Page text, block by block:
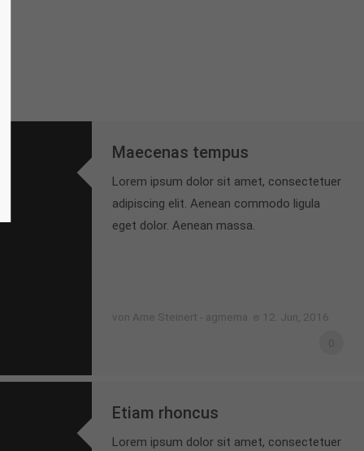
Maecenas tempus
Lorem ipsum dolor sit amet, consectetuer
adipiscing elit. Aenean commodo ligula
eget dolor. Aenean massa.
von Arne Steinert - agmema
12. Jun, 2016
Etiam rhoncus
Lorem ipsum dolor sit amet, consectetuer